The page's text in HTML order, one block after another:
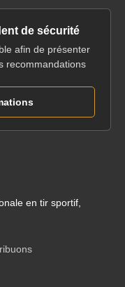
de sécurité
afin de présenter
recommandations
en tir sportif,